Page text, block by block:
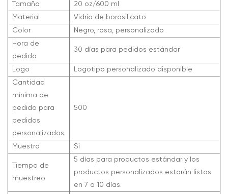
Tamaño
20 oz/600 ml
Material
Vidrio de borosilicato
Color
Negro, rosa, personalizado
Hora de
pedido
30 días para pedidos estándar
Logo
Logotipo personalizado disponible
Cantidad
mínima de
pedido para
pedidos
personalizados
500
Muestra Sí
Tiempo de
muestreo
5 días para productos estándar y los
productos personalizados estarán listos
en 7 a 10 días.